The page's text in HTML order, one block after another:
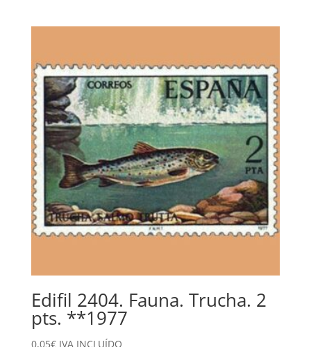
Edifil 2404. Fauna. Trucha. 2
pts. **1977
0,05€ IVA INCLUÍDO